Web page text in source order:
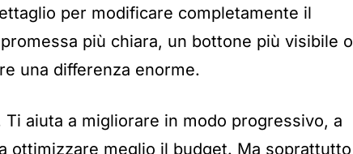
per modificare completamente il
più chiara, un bottone più visibile o
una differenza enorme.
Ti aiuta a migliorare in modo progressivo, a
ottimizzare meglio il budget. Ma soprattutto